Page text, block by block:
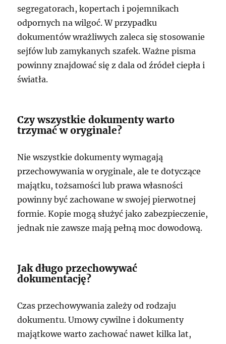
segregatorach, kopertach i pojemnikach
odpornych na wilgoć. W przypadku
dokumentów wrażliwych zaleca się stosowanie
sejfów lub zamykanych szafek. Ważne pisma
powinny znajdować się z dala od źródeł ciepła i
światła.
Czy wszystkie dokumenty warto
trzymać w oryginale?
Nie wszystkie dokumenty wymagają
przechowywania w oryginale, ale te dotyczące
majątku, tożsamości lub prawa własności
powinny być zachowane w swojej pierwotnej
formie. Kopie mogą służyć jako zabezpieczenie,
jednak nie zawsze mają pełną moc dowodową.
Jak długo przechowywać
dokumentację?
Czas przechowywania zależy od rodzaju
dokumentu. Umowy cywilne i dokumenty
majątkowe warto zachować nawet kilka lat,